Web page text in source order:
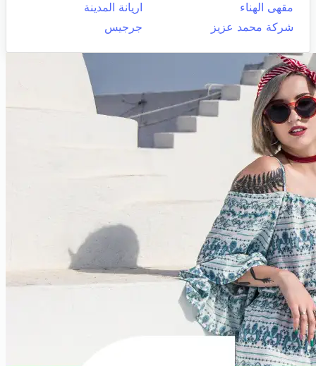
مقهى الهناء
اريانة المدينة
شركة محمد عزيز
جرجيس